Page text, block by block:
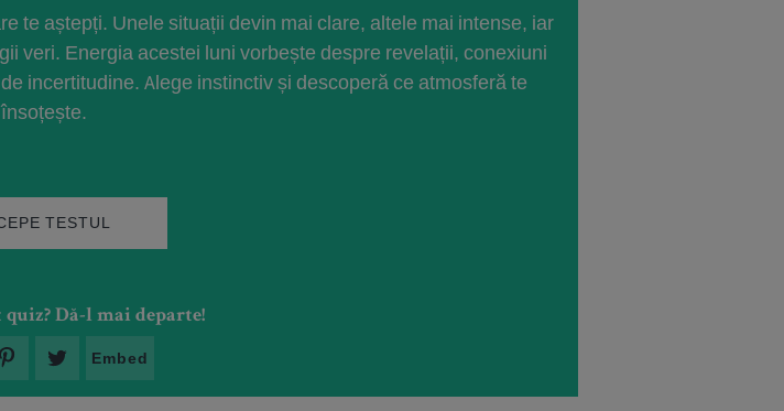
te aștepți. Unele situații devin mai clare, altele mai intense, iar
veri. Energia acestei luni vorbește despre revelații, conexiuni
incertitudine. Alege instinctiv și descoperă ce atmosferă te
însoțește.
TESTUL
quiz? Dă-l mai departe!
Embed